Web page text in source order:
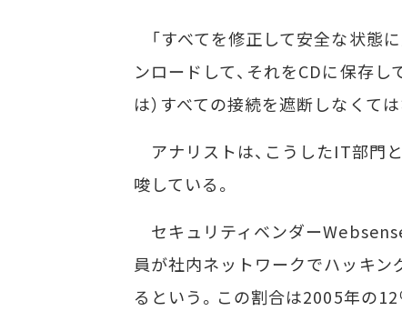
「すべてを修正して安全な状態
ンロードして、それをCDに保存し
は）すべての接続を遮断しなくては
アナリストは、こうしたIT部門
唆している。
セキュリティベンダーWebsense
員が社内ネットワークでハッキ
るという。この割合は2005年の12